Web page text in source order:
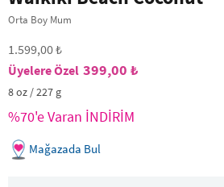
Orta Boy Mum
1.599,00 ₺
399,00 ₺
8 oz / 227 g
%70'e Varan İNDİRİM
Mağazada Bul